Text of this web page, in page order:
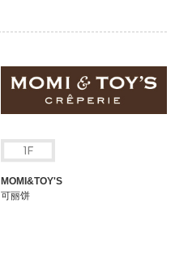
MOMI&TOY'S
可丽饼